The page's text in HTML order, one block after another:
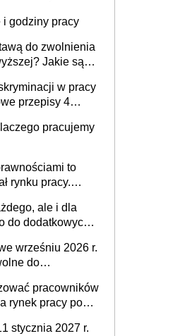
godziny pracy
do zwolnienia
Jakie są
w pracy
przepisy 4
pracujemy
to
rynku pracy.
ale bariery po
ale i dla
do dodatkowych
wrześniu 2026 r.
do
pracowników
rynek pracy po
Fundusz
stycznia 2027 r.